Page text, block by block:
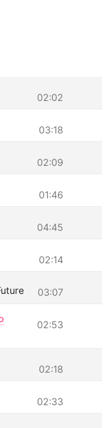
02:02
03:18
02:09
01:46
04:45
02:14
03:07
02:53
02:18
02:33